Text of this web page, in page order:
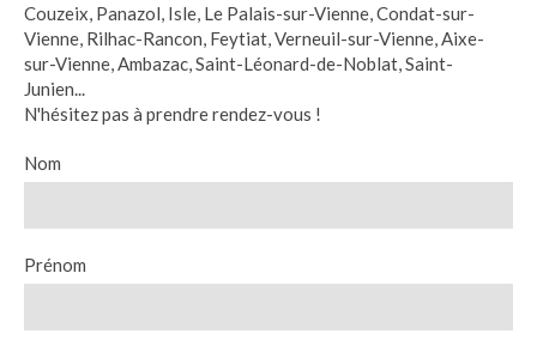
Couzeix, Panazol, Isle, Le Palais-sur-Vienne, Condat-sur-
Vienne, Rilhac-Rancon, Feytiat, Verneuil-sur-Vienne, Aixe-
sur-Vienne, Ambazac, Saint-Léonard-de-Noblat, Saint-
Junien...
N'hésitez pas à prendre rendez-vous !
Nom
Prénom